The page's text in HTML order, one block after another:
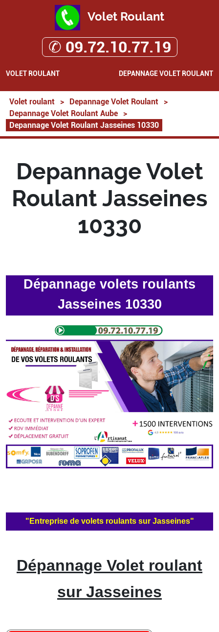
Volet Roulant
✆ 09.72.10.77.19
VOLET ROULANT DEPANNAGE VOLET ROULANT
Volet roulant > Depannage Volet Roulant
>
Depannage Volet Roulant Aube
>
Depannage Volet Roulant Jasseines 10330
Depannage Volet
Roulant Jasseines
10330
Dépannage volets roulants
Jasseines 10330
"Entreprise de volets roulants sur Jasseines"
Dépannage Volet roulant
sur Jasseines